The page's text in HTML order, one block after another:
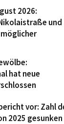
2026:
und
hat neue
vor: Zahl
2025 gesunken